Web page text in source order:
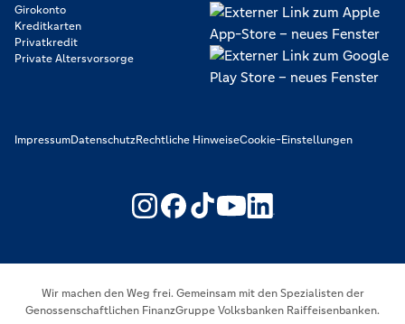
Girokonto
Kreditkarten
Privatkredit
Private Altersvorsorge
ImpressumDatenschutzRechtliche HinweiseCookie-Einstellungen
https://www.youtube.com/
https://
Wir machen den Weg frei. Gemeinsam mit den Spezialisten der
Genossenschaftlichen FinanzGruppe Volksbanken Raiffeisenbanken.